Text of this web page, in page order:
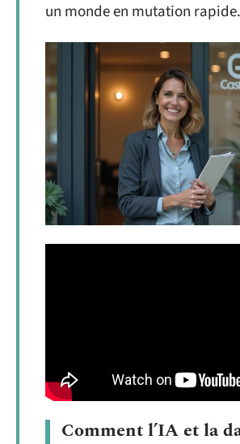
un monde en mutation rapide.
Comment l’IA et la